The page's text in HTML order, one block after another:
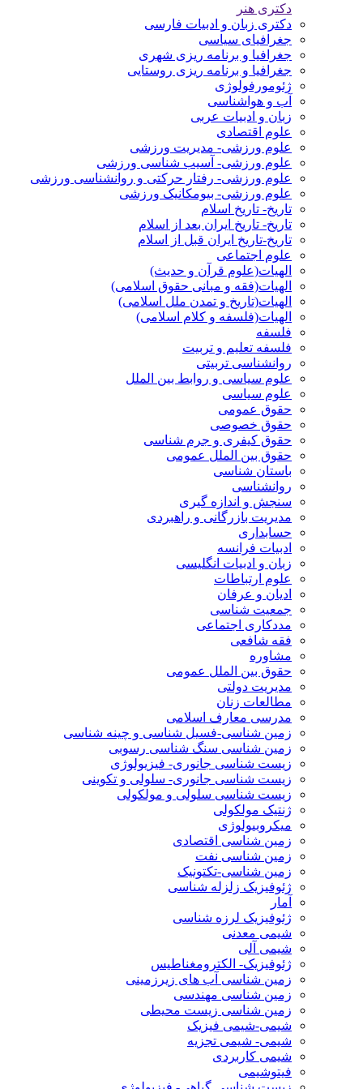
دکتری هنر
دکتری زبان و ادبیات فارسی
جغرافیای سیاسی
جغرافیا و برنامه ریزی شهری
جغرافیا و برنامه ریزی روستایی
ژئومورفولوژی
آب و هواشناسی
زبان و ادبیات عربی
علوم اقتصادی
علوم ورزشی- مدیریت ورزشی
علوم ورزشی- آسیب شناسی ورزشی
علوم ورزشی- رفتار حرکتی و روانشناسی ورزشی
علوم ورزشی- بیومکانیک ورزشی
تاریخ- تاریخ اسلام
تاریخ- تاریخ ایران بعد از اسلام
تاریخ-تاریخ ایران قبل از اسلام
علوم اجتماعی
الهیات(علوم قرآن و حدیث)
الهیات(فقه و مبانی حقوق اسلامی)
الهیات(تاریخ و تمدن ملل اسلامی)
الهیات(فلسفه و کلام اسلامی)
فلسفه
فلسفه تعلیم و تربیت
روانشناسی تربیتی
علوم سیاسی و روابط بین الملل
علوم سیاسی
حقوق عمومی
حقوق خصوصی
حقوق کیفری و جرم شناسی
حقوق بین الملل عمومی
باستان شناسی
روانشناسی
سنجش و اندازه گیری
مدیریت بازرگانی و راهبردی
حسابداری
ادبیات فرانسه
زبان و ادبیات انگلیسی
علوم ارتباطات
ادیان و عرفان
جمعیت شناسی
مددکاری اجتماعی
فقه شافعی
مشاوره
حقوق بین الملل عمومی
مدیریت دولتی
مطالعات زنان
مدرسی معارف اسلامی
زمین شناسی-فسیل شناسی و چینه شناسی
زمین شناسی سنگ شناسی رسوبی
زیست شناسی جانوری- فیزیولوژی
زیست شناسی جانوری- سلولی و تکوینی
زیست شناسی سلولی و مولکولی
ژنتیک مولکولی
میکروبیولوژی
زمین شناسی اقتصادی
زمین شناسی نفت
زمین شناسی-تکتونیک
ژئوفیزیک زلزله شناسی
آمار
ژئوفیزیک لرزه شناسی
شیمی معدنی
شیمی آلی
ژئوفیزیک- الکترومغناطیس
زمین شناسی آب های زیرزمینی
زمین شناسی مهندسی
زمین شناسی زیست محیطی
شیمی-شیمی فیزیک
شیمی- شیمی تجزیه
شیمی کاربردی
فیتوشیمی